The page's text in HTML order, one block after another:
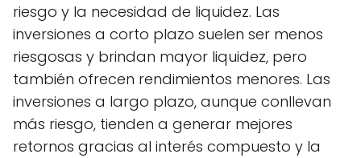
riesgo y la necesidad de liquidez. Las
inversiones a corto plazo suelen ser menos
riesgosas y brindan mayor liquidez, pero
también ofrecen rendimientos menores. Las
inversiones a largo plazo, aunque conllevan
más riesgo, tienden a generar mejores
retornos gracias al interés compuesto y la